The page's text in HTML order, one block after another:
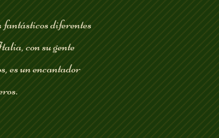
diferentes
con su gente
es un encantador